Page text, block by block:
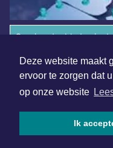
Deze website maakt
ervoor te zorgen dat
op onze website
Ik
Overige dagbladen in
Copyright (c) 2026 |
Algemene voorwaarden
Disclaimer